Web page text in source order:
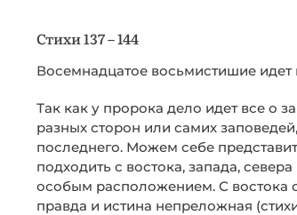
Стихи 137 – 144
Восемнадцатое восьмистишие
Так как у пророка дело идет все о
разных сторон или самих
последнего. Можем себе
подходить с востока, запада,
особым расположением. С востока
правда и истина непреложная